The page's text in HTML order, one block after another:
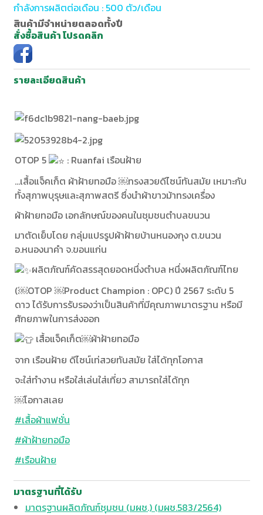
กำลังการผลิตต่อเดือน : 500 ตัว/เดือน
สินค้ามีจำหน่ายตลอดทั้งปี
สั่งซื้อสินค้า โปรดคลิก
รายละเอียดสินค้า
OTOP 5
: Ruanfai เรือนฝ้าย
...เสื้อแจ็คเก็ต ผ้าฝ้ายทอมือ ￼ทรงสวยดีไซน์ทันสมัย เหมาะกับ
ทั้งสุภาพบุรุษและสุภาพสตรี ซึ่งนำผ้าขาวม้าทรงเครื่อง
ผ้าฝ้ายทอมือ เอกลักษณ์ของคนในชุมชนตำบลขนวน
มาตัดเย็บโดย กลุ่มแปรรูปผ้าฝ้ายบ้านหนองกุง ต.ขนวน
อ.หนองนาคำ จ.ขอนแก่น
ผลิตภัณฑ์คัดสรรสุดยอดหนึ่งตำบล หนึ่งผลิตภัณฑ์ไทย
(￼OTOP ￼Product Champion : OPC) ปี 2567 ระดับ 5
ดาว ได้รับการรับรองว่าเป็นสินค้าที่มีคุณภาพมาตรฐาน หรือมี
ศักยภาพในการส่งออก
เสื้อแจ็คเก็ต￼ผ้าฝ้ายทอมือ
จาก เรือนฝ้าย ดีไซน์เท่สวยทันสมัย ใส่ได้ทุกโอกาส
จะใส่ทำงาน หรือใส่เล่นใส่เที่ยว สามารถใส่ได้ทุก
￼โอกาสเลย
#เสื้อผ้าแฟชั่น
#ผ้าฝ้ายทอมือ
#เรือนฝ้าย
มาตรฐานที่ได้รับ
มาตรฐานผลิตภัณฑ์ชุมชน (มผช.) (มผช.583/2564)